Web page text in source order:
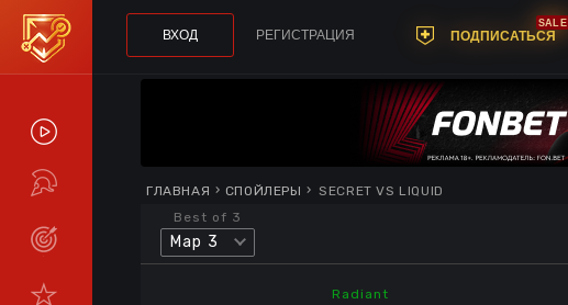
ТУРНИРЫ
LIVE
ВХОД РЕГИСТРАЦИЯ ПОДПИСАТЬСЯ
SALE
ГЛАВНАЯ СПОЙЛЕРЫ SECRET VS LIQUID
Best of 3
Map 3
Radiant